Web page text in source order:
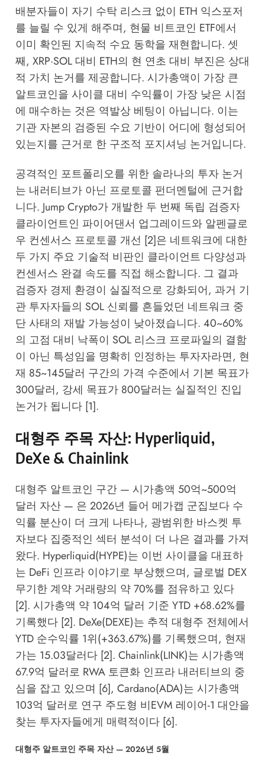
배분자들이 자기 수탁 리스크 없이 ETH 익스포저
를 늘릴 수 있게 해주며, 현물 비트코인 ETF에서
이미 확인된 지속적 수요 동학을 재현합니다. 셋
째, XRP·SOL 대비 ETH의 현 연초 대비 부진은 상대
적 가치 논거를 제공합니다. 시가총액이 가장 큰
알트코인을 사이클 대비 수익률이 가장 낮은 시점
에 매수하는 것은 역발상 베팅이 아닙니다. 이는
기관 자본의 검증된 수요 기반이 어디에 형성되어
있는지를 근거로 한 구조적 포지셔닝 논거입니다.
공격적인 포트폴리오를 위한 솔라나의 투자 논거
는 내러티브가 아닌 프로토콜 펀더멘털에 근거합
니다. Jump Crypto가 개발한 두 번째 독립 검증자
클라이언트인 파이어댄서 업그레이드와 알펜글로
우 컨센서스 프로토콜 개선 [2]은 네트워크에 대한
두 가지 주요 기술적 비판인 클라이언트 다양성과
컨센서스 완결 속도를 직접 해소합니다. 그 결과
검증자 경제 환경이 실질적으로 강화되어, 과거 기
관 투자자들의 SOL 신뢰를 흔들었던 네트워크 중
단 사태의 재발 가능성이 낮아졌습니다. 40~60%
의 고점 대비 낙폭이 SOL 리스크 프로파일의 결함
이 아닌 특성임을 명확히 인정하는 투자자라면, 현
재 85~145달러 구간의 가격 수준에서 기본 목표가
300달러, 강세 목표가 800달러는 실질적인 진입
논거가 됩니다 [1].
대형주 주목 자산: Hyperliquid,
DeXe & Chainlink
대형주 알트코인 구간 — 시가총액 50억~500억
달러 자산 — 은 2026년 들어 메가캡 군집보다 수
익률 분산이 더 크게 나타나, 광범위한 바스켓 투
자보다 집중적인 섹터 분석이 더 나은 결과를 가져
왔다. Hyperliquid(HYPE)는 이번 사이클을 대표하
는 DeFi 인프라 이야기로 부상했으며, 글로벌 DEX
무기한 계약 거래량의 약 70%를 점유하고 있다
[2]. 시가총액 약 104억 달러 기준 YTD +68.62%를
기록했다 [2]. DeXe(DEXE)는 추적 대형주 전체에서
YTD 순수익률 1위(+363.67%)를 기록했으며, 현재
가는 15.03달러다 [2]. Chainlink(LINK)는 시가총액
67.9억 달러로 RWA 토큰화 인프라 내러티브의 중
심을 잡고 있으며 [6], Cardano(ADA)는 시가총액
103억 달러로 연구 주도형 비EVM 레이어-1 대안을
찾는 투자자들에게 매력적이다 [6].
대형주 알트코인 주목 자산 — 2026년 5월